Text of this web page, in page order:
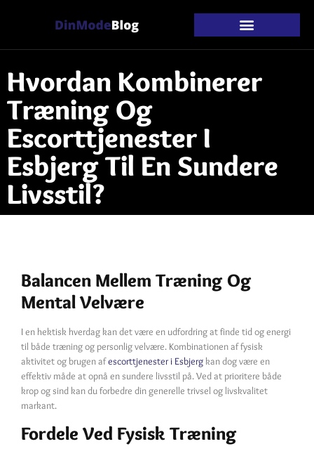
Hvordan Kombinerer
Træning Og
Escorttjenester I
Esbjerg Til En Sundere
Livsstil?
Balancen Mellem Træning Og
Mental Velvære
I en hektisk hverdag kan det være en udfordring at finde tid og energi
til både træning og personlig velvære. Kombinationen af fysisk
aktivitet og brugen afescorttjenester i Esbjerg kan dog være en
effektiv måde at opnå en sundere livsstil på. Ved at prioritere både
krop og sind kan du forbedre din generelle trivsel og livskvalitet
markant.
Fordele Ved Fysisk Træning